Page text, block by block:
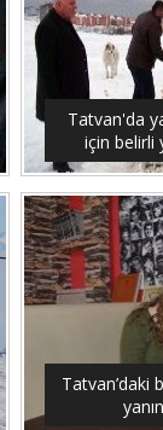
Tatvan'da
için belirli
Tatvan’daki